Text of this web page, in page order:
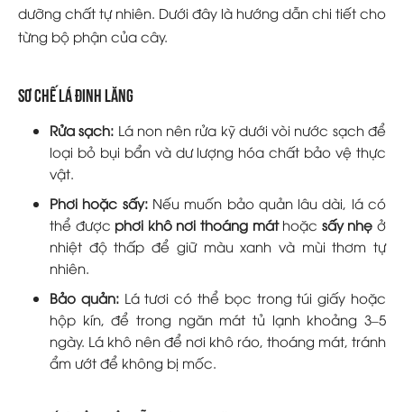
dưỡng chất tự nhiên. Dưới đây là hướng dẫn chi tiết cho
từng bộ phận của cây.
Sơ chế lá đinh lăng
Rửa sạch: Lá non nên rửa kỹ dưới vòi nước sạch để
loại bỏ bụi bẩn và dư lượng hóa chất bảo vệ thực
vật.
Phơi hoặc sấy:Nếu muốn bảo quản lâu dài, lá có
thể được phơi khô nơi thoáng máthoặc sấy nhẹ ở
nhiệt độ thấp để giữ màu xanh và mùi thơm tự
nhiên.
Bảo quản:Lá tươi có thể bọc trong túi giấy hoặc
hộp kín, để trong ngăn mát tủ lạnh khoảng 3–5
ngày. Lá khô nên để nơi khô ráo, thoáng mát, tránh
ẩm ướt để không bị mốc.